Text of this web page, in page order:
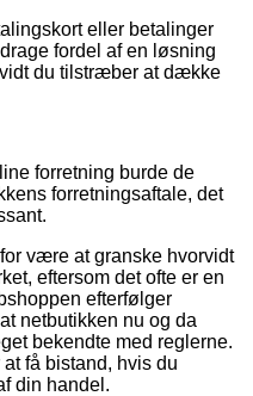
eller betalinger
fordel af en løsning
du tilstræber at dække
forretning burde de
forretningsaftale, det
være at granske hvorvidt
eftersom det ofte er en
efterfølger
netbutikken nu og da
bekendte med reglerne.
få bistand, hvis du
din handel.